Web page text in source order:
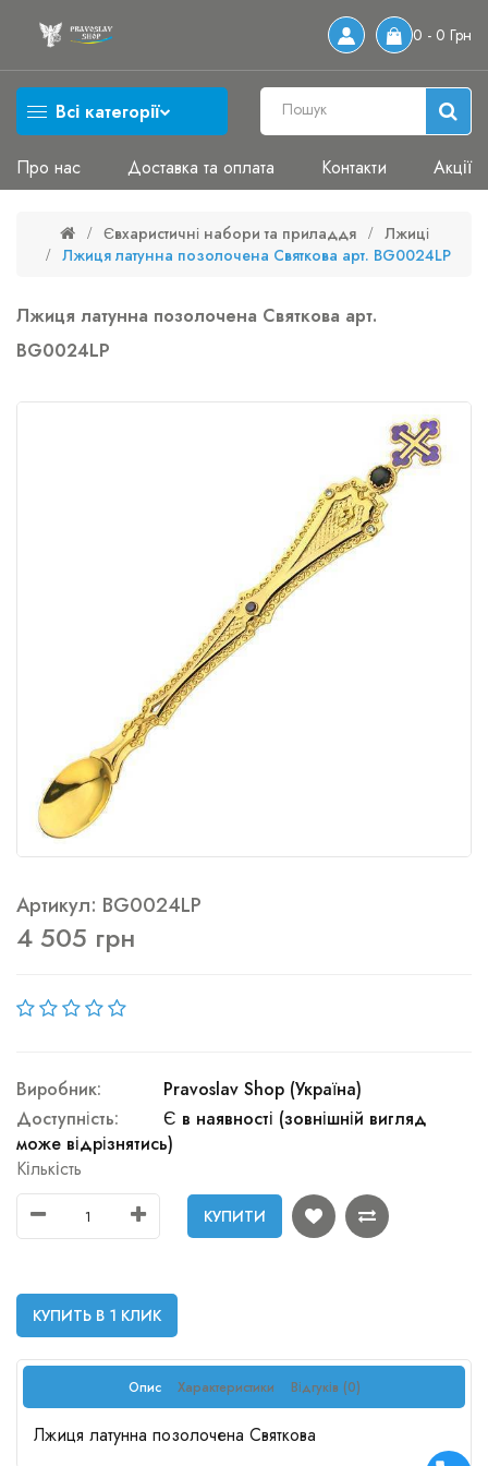
0 - 0 Грн
Всі категорії
Про нас Доставка та оплата Контакти Акції
Євхаристичні набори та приладдя
Лжиці
Лжиця латунна позолочена Святкова арт. BG0024LP
Лжиця латунна позолочена Святкова арт.
BG0024LP
Артикул: BG0024LP
4 505 грн
Виробник:
Pravoslav Shop (Україна)
Доступність:
Є в наявності (зовнішній вигляд
може відрізнятись)
Кількість
КУПИТИ
КУПИТЬ В 1 КЛИК
Опис Характеристики Відгуків (0)
Лжиця латунна позолочена Святкова